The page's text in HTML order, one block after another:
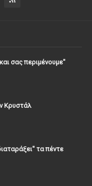
σας περιμένουμε"
Κρυστάλ
τα πέντε